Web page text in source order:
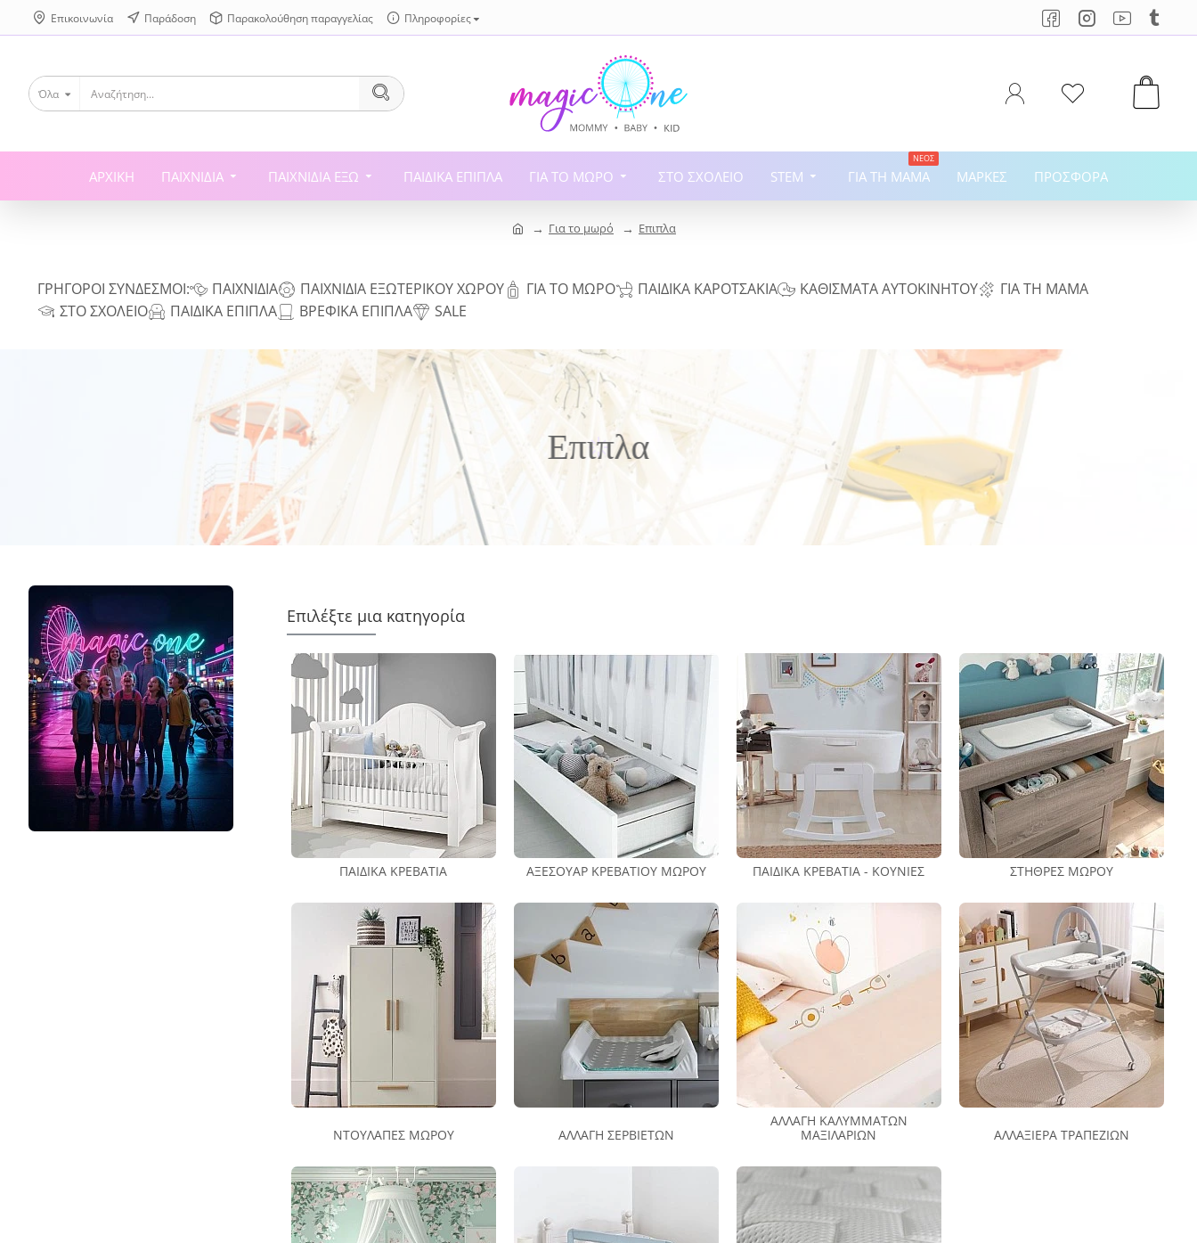
Επικοινωνία Παράδοση Παρακολούθηση παραγγελίας Πληροφορίες
Όλα
ΑΡΧΙΚΉ ΠΑΙΧΝΊΔΙΑ ΠΑΙΧΝΊΔΙΑ ΈΞΩ ΠΑΙΔΙΚΆ ΈΠΙΠΛΑ ΓΙΑ ΤΟ ΜΩΡΌ ΣΤΟ ΣΧΟΛΕΊΟ STEM ΓΙΑ ΤΗ ΜΑΜΆ
ΝΈΟΣ
ΜΆΡΚΕΣ ΠΡΟΣΦΟΡΆ
Για το μωρό Επιπλα
ΓΡΗΓΟΡΟΙ ΣΥΝΔΕΣΜΟΙ: ΠΑΙΧΝΊΔΙΑ ΠΑΙΧΝΊΔΙΑ ΕΞΩΤΕΡΙΚΟΎ ΧΏΡΟΥ ΓΙΑ ΤΟ ΜΩΡΌ ΠΑΙΔΙΚΆ ΚΑΡΟΤΣΆΚΙΑ ΚΑΘΊΣΜΑΤΑ ΑΥΤΟΚΙΝΉΤΟΥ
ΓΙΑ ΤΗ ΜΑΜΆ
ΣΤΟ ΣΧΟΛΕΊΟ
ΠΑΙΔΙΚΆ ΈΠΙΠΛΑ ΒΡΕΦΙΚΆ ΈΠΙΠΛΑ SALE
Επιπλα
Επιλέξτε μια κατηγορία
ΠΑΙΔΙΚΆ ΚΡΕΒΆΤΙΑ ΑΞΕΣΟΥΆΡ ΚΡΕΒΑΤΙΟΎ ΜΩΡΟΎ ΠΑΙΔΙΚΆ ΚΡΕΒΆΤΙΑ - ΚΟΎΝΙΕΣ ΣΤΉΘΡΕΣ ΜΩΡΟΎ
ΝΤΟΥΛΆΠΕΣ ΜΩΡΟΎ ΑΛΛΑΓΉ ΣΕΡΒΙΕΤΏΝ
ΑΛΛΑΓΉ ΚΑΛΥΜΜΆΤΩΝ
ΜΑΞΙΛΑΡΙΏΝ
ΑΛΛΑΞΙΈΡΑ ΤΡΑΠΕΖΙΏΝ